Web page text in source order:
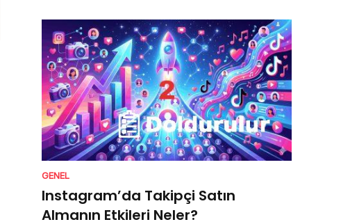
GENEL
Instagram’da Takipçi Satın
Almanın Etkileri Neler?